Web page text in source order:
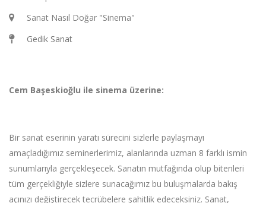
Sanat Nasıl Doğar "Sinema"
Gedik Sanat
Cem Başeskioğlu ile sinema üzerine:
Bir sanat eserinin yaratı sürecini sizlerle paylaşmayı
amaçladığımız seminerlerimiz, alanlarında uzman 8 farklı ismin
sunumlarıyla gerçekleşecek. Sanatın mutfağında olup bitenleri
tüm gerçekliğiyle sizlere sunacağımız bu buluşmalarda bakış
açınızı değiştirecek tecrübelere şahitlik edeceksiniz. Sanat,